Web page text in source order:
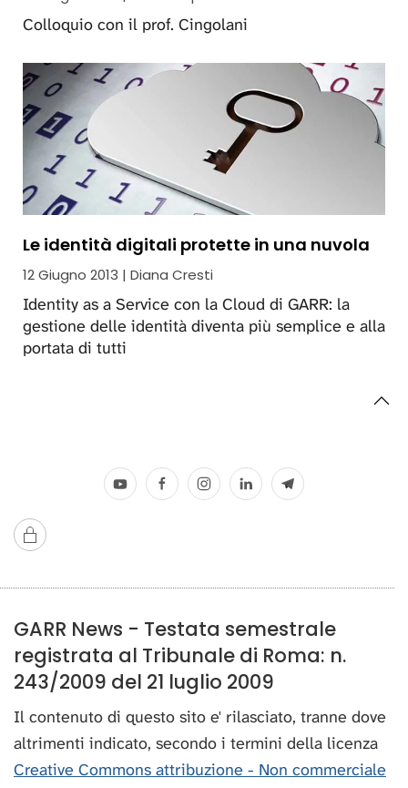
Colloquio con il prof. Cingolani
Le identità digitali protette in una nuvola
12 Giugno 2013 | Diana Cresti
Identity as a Service con la Cloud di GARR: la
gestione delle identità diventa più semplice e alla
portata di tutti
GARR News - Testata semestrale
registrata al Tribunale di Roma: n.
243/2009 del 21 luglio 2009
Il contenuto di questo sito e' rilasciato, tranne dove
altrimenti indicato, secondo i termini della licenza
Creative Commons attribuzione - Non commerciale